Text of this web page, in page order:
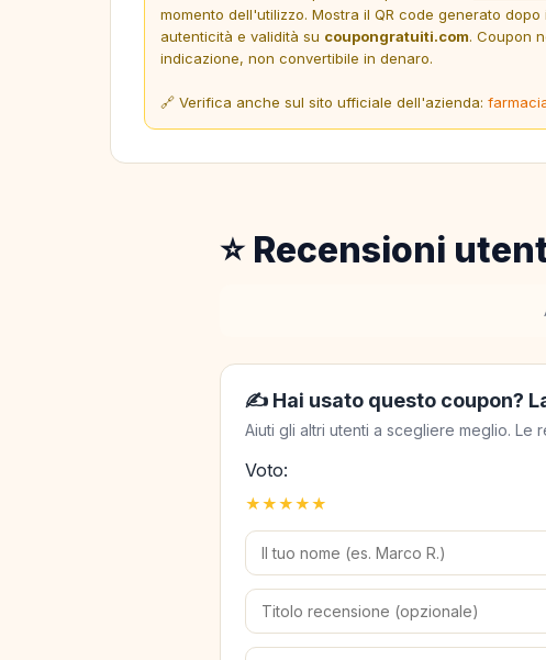
momento dell'utilizzo. Mostra il QR code generato
autenticità e validità su coupongratuiti.com. Coupon
indicazione, non convertibile in denaro.
🔗 Verifica anche sul sito ufficiale dell'azienda:
⭐ Recensioni
✍️ Hai usato questo coupon?
Aiuti gli altri utenti a scegliere meglio.
Voto:
★
★
★
★
★